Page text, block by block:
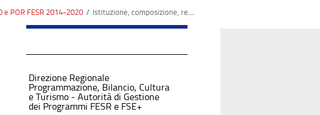
POR FESR 2014-2020 / Istituzione, composizione, regolamento, criteri di selezione
Direzione Regionale
Programmazione, Bilancio, Cultura
e Turismo - Autorità di Gestione
dei Programmi FESR e FSE+